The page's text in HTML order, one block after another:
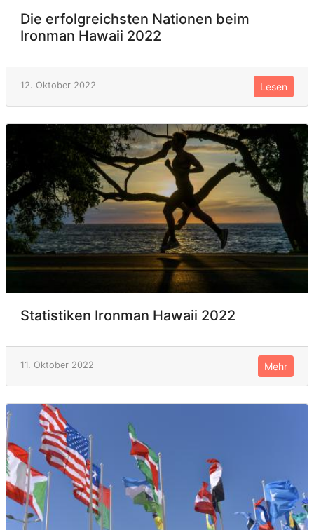
Die erfolgreichsten Nationen beim
Ironman Hawaii 2022
12. Oktober 2022 Lesen
Statistiken Ironman Hawaii 2022
11. Oktober 2022 Mehr